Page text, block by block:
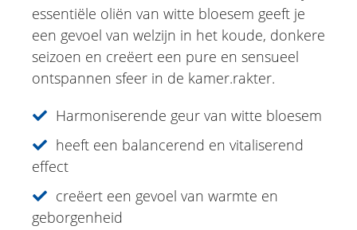
Douche
Lichaamsverzorging
Kruidencrèmes
Voetverzorging
Gesichtsverzorging
Just for Men
Aromatherapie
essentiële oliën van witte bloesem geeft je
een gevoel van welzijn in het koude, donkere
seizoen en creëert een pure en sensueel
ontspannen sfeer in de kamer.rakter.
Harmoniserende geur van witte bloesem
heeft een balancerend en vitaliserend
effect
creëert een gevoel van warmte en
geborgenheid